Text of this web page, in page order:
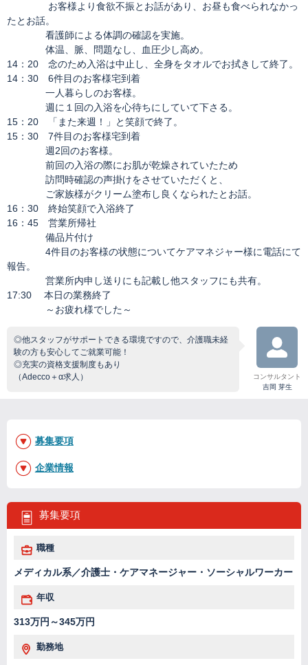
お客様より食欲不振とお話があり、お昼も食べられなかっ
たとお話。
看護師による体調の確認を実施。
体温、脈、問題なし、血圧少し高め。
14：20 念のため入浴は中止し、全身をタオルでお拭きして終了。
14：30 6件目のお客様宅到着
一人暮らしのお客様。
週に１回の入浴を心待ちにしていて下さる。
15：20 「また来週！」と笑顔で終了。
15：30 7件目のお客様宅到着
週2回のお客様。
前回の入浴の際にお肌が乾燥されていたため
訪問時確認の声掛けをさせていただくと、
ご家族様がクリーム塗布し良くなられたとお話。
16：30 終始笑顔で入浴終了
16：45 営業所帰社
備品片付け
4件目のお客様の状態についてケアマネジャー様に電話にて
報告。
営業所内申し送りにも記載し他スタッフにも共有。
17:30 本日の業務終了
～お疲れ様でした～
◎他スタッフがサポートできる環境ですので、介護職未経
験の方も安心してご就業可能！
◎充実の資格支援制度もあり
（Adecco＋α求人）
コンサルタント
吉岡 芽生
募集要項
職種
メディカル系／介護士・ケアマネージャー・ソーシャルワーカー
年収
313万円～345万円
勤務地
募集要項
企業情報